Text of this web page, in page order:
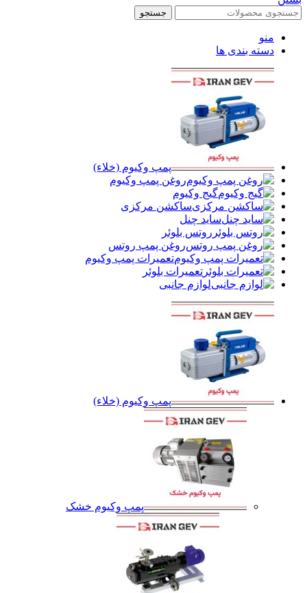
جستجو
منو
دسته بندی ها
پمپ وکیوم (خلاء)
روغن پمپ وکیوم
گیج وکیوم
ساکشن مرکزی
ساید چنل
روتس بلوئر
روغن پمپ روتس
تعمیرات پمپ وکیوم
تعمیرات بلوئر
لوازم جانبی
پمپ وکیوم (خلاء)
پمپ وکیوم خشک